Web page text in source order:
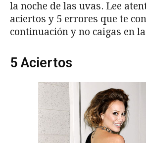
la noche de las uvas. Lee
aciertos y 5 errores que te
continuación y no caigas en
5 Aciertos